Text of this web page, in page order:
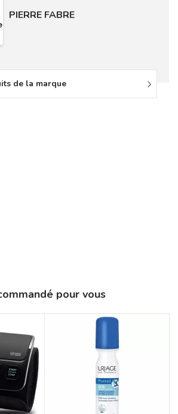
PIERRE FABRE
de la marque
pour vous